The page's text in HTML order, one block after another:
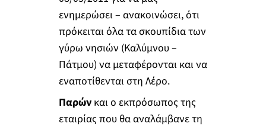
ενημερώσει – ανακοινώσει, ότι
πρόκειται όλα τα σκουπίδια των
γύρω νησιών (Καλύμνου –
Πάτμου) να μεταφέρονται και να
εναποτίθενται στη Λέρο.
Παρών και ο εκπρόσωπος της
εταιρίας που θα αναλάμβανε τη